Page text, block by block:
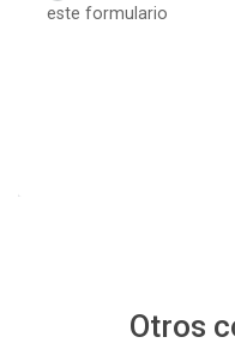
este formulario
Otros